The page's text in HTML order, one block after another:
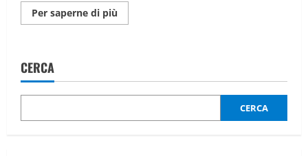
Per saperne di più
informazioni
uomo
terminal:
per
CERCA
CERCA